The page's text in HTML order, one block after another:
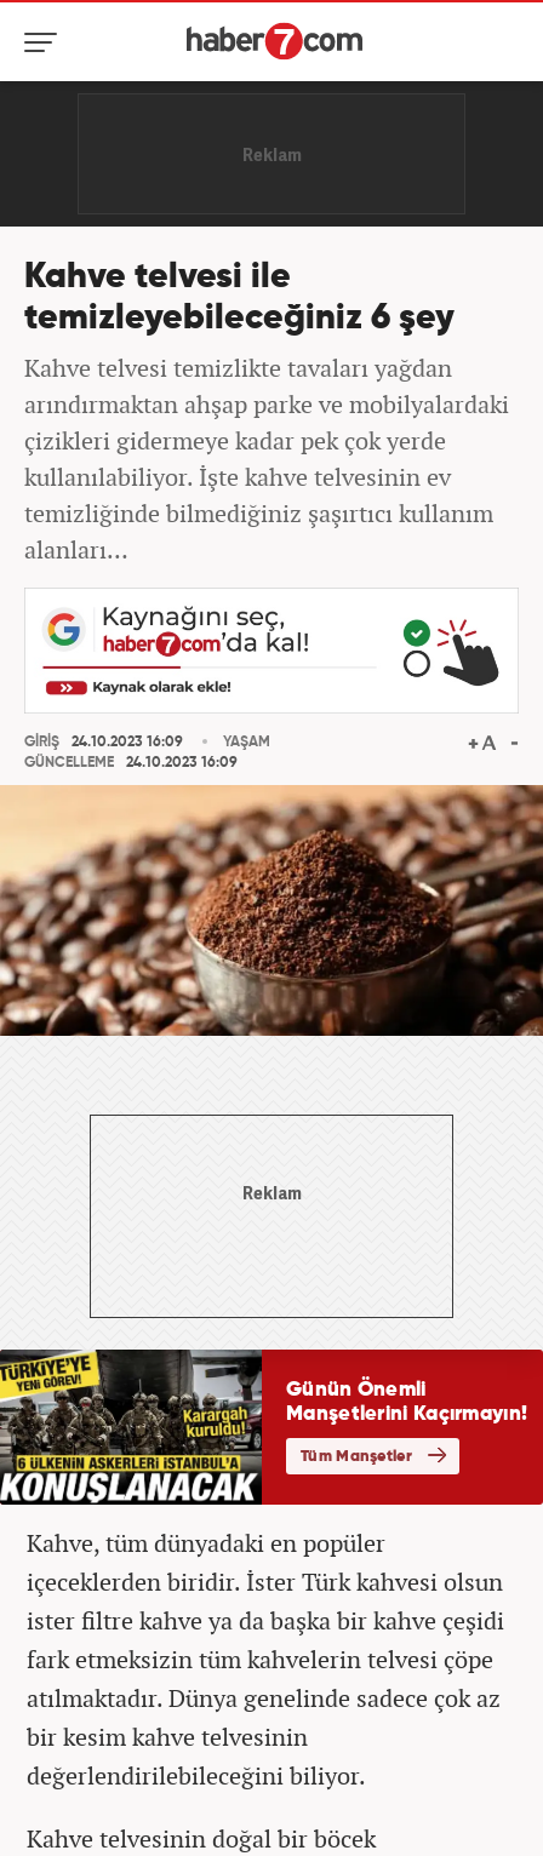
Kahve telvesi ile
temizleyebileceğiniz 6 şey
Kahve telvesi temizlikte tavaları yağdan
arındırmaktan ahşap parke ve mobilyalardaki
çizikleri gidermeye kadar pek çok yerde
kullanılabiliyor. İşte kahve telvesinin ev
temizliğinde bilmediğiniz şaşırtıcı kullanım
alanları…
GİRİŞ
24.10.2023 16:09
GÜNCELLEME
24.10.2023 16:09
YAŞAM
Kahve, tüm dünyadaki en popüler
içeceklerden biridir. İster Türk kahvesi olsun
ister filtre kahve ya da başka bir kahve çeşidi
fark etmeksizin tüm kahvelerin telvesi çöpe
atılmaktadır. Dünya genelinde sadece çok az
bir kesim kahve telvesinin
değerlendirilebileceğini biliyor.
Kahve telvesinin doğal bir böcek